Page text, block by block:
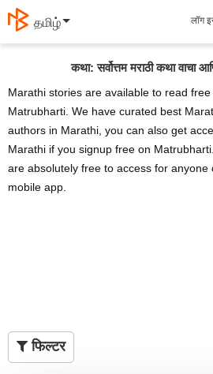
தமிழ் लॉग
कथा: सर्वोत्तम मराठी कथा वाचा
Marathi stories are available to read
Matrubharti. We have curated best
authors in Marathi, you can also get
Marathi if you signup free on
are absolutely free to access for anyone
mobile app.
फिल्टर